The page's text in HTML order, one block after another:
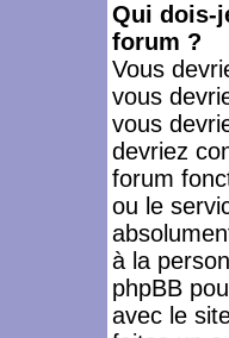
Qui dois-
forum ?
Vous
vous
vous
devriez
forum
ou le
à la
phpBB
avec le